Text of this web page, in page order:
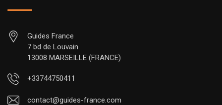
Guides France
7 bd de Louvain
13008 MARSEILLE (FRANCE)
+33744750411
contact@guides-france.com